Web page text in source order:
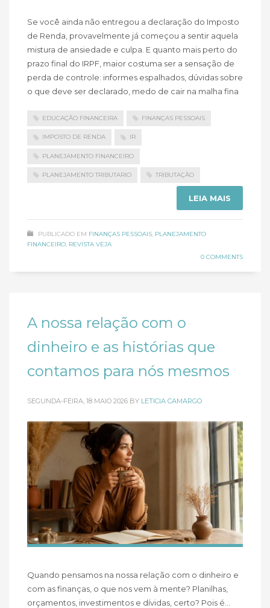
Se você ainda não entregou a declaração do Imposto
de Renda, provavelmente já começou a sentir aquela
mistura de ansiedade e culpa. E quanto mais perto do
prazo final do IRPF, maior costuma ser a sensação de
perda de controle: informes espalhados, dúvidas sobre
o que deve ser declarado, medo de cair na malha fina
EDUCAÇÃO FINANCEIRA FINANÇAS PESSOAIS
IMPOSTO DE RENDA IR
PLANEJAMENTO FINANCEIRO
PLANEJAMENTO TRIBUTARIO TRIBUTAÇÃO
LEIA MAIS
PUBLICADO EM FINANÇAS PESSOAIS, PLANEJAMENTO
FINANCEIRO, REVISTA VEJA
0 COMMENTS
A nossa relação com o
dinheiro e as histórias que
contamos para nós mesmos
SEGUNDA-FEIRA, 18 MAIO 2026 BY LETICIA CAMARGO
Quando pensamos na nossa relação com o dinheiro e
com as finanças, o que nos vem à mente? Planilhas,
orçamentos, investimentos e dívidas, certo? Pois é…